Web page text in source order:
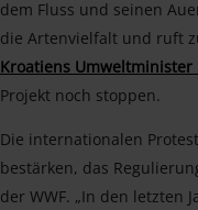
dem Fluss und seinen
die Artenvielfalt und ruft
Kroatiens Umweltminister
Projekt noch stoppen.
Die internationalen
bestärken, das
der WWF. „In den letzten